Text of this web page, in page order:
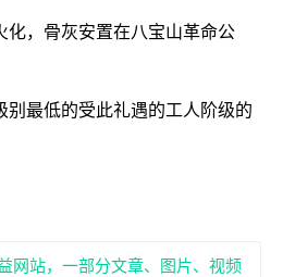
，骨灰安置在八宝山革命公
最低的受此礼遇的工人阶级的
网站，一部分文章、图片、视频